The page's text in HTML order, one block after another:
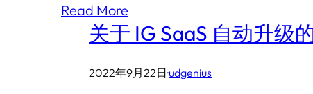
Read More
关于 IG SaaS 自动升级
2022年9月22日·udgenius